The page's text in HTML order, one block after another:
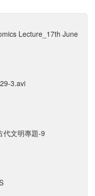
Lecture_17th June
3.avi
代文明專題-9